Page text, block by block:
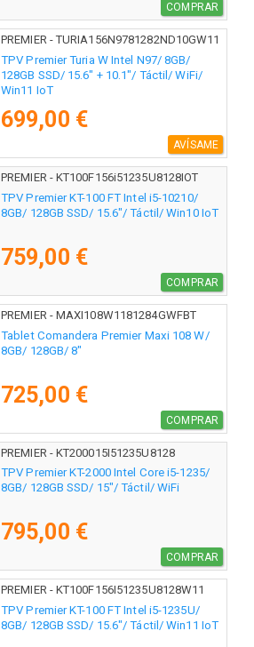
COMPRAR
PREMIER - TURIA156N9781282ND10GW11
TPV Premier Turia W Intel N97/ 8GB/
128GB SSD/ 15.6" + 10.1"/ Táctil/ WiFi/
Win11 IoT
699,00 €
AVÍSAME
PREMIER - KT100F156i51235U8128IOT
TPV Premier KT-100 FT Intel i5-10210/
8GB/ 128GB SSD/ 15.6"/ Táctil/ Win10 IoT
759,00 €
COMPRAR
PREMIER - MAXI108W1181284GWFBT
Tablet Comandera Premier Maxi 108 W/
8GB/ 128GB/ 8"
725,00 €
COMPRAR
PREMIER - KT200015I51235U8128
TPV Premier KT-2000 Intel Core i5-1235/
8GB/ 128GB SSD/ 15"/ Táctil/ WiFi
795,00 €
COMPRAR
PREMIER - KT100F156I51235U8128W11
TPV Premier KT-100 FT Intel i5-1235U/
8GB/ 128GB SSD/ 15.6"/ Táctil/ Win11 IoT